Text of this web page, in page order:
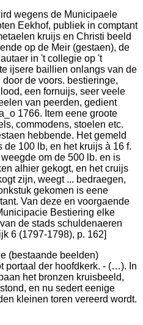
wegens de Municipaele
Eekhof, publiek in comptant
kruijs en Christi beeld
op de Meir (gestaen), de
in 't collegie op 't
ijsere baillien onlangs van de
de voors. bestieringe,
een fornuijs, seer veele
van peerden, gedient
1766. Item eene groote
commodens, stoelen etc.
hebbende. Het gemeld
100 lb, en het kruijs à 16 f.
om de 500 lb. en is
alhier gekogt, en het cruijs
zijn, weegt ... bedraegen,
gekomen is eene
Van deze en voorgaende
Bestiering elke
de stads schuldenaeren
6 (1797-1798), p. 162]
(bestaande beelden)
portaal der hoofdkerk. - (…). In
het bronzen kruisbeeld,
en nu sedert eenige
kleinen toren vereerd wordt.